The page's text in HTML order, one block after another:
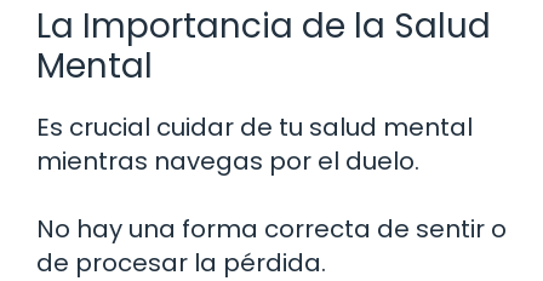
La Importancia de la Salud
Mental
Es crucial cuidar de tu salud mental
mientras navegas por el duelo.
No hay una forma correcta de sentir o
de procesar la pérdida.